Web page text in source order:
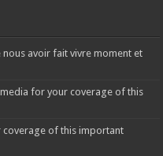
nous avoir fait vivre moment et
for your coverage of this
coverage of this important